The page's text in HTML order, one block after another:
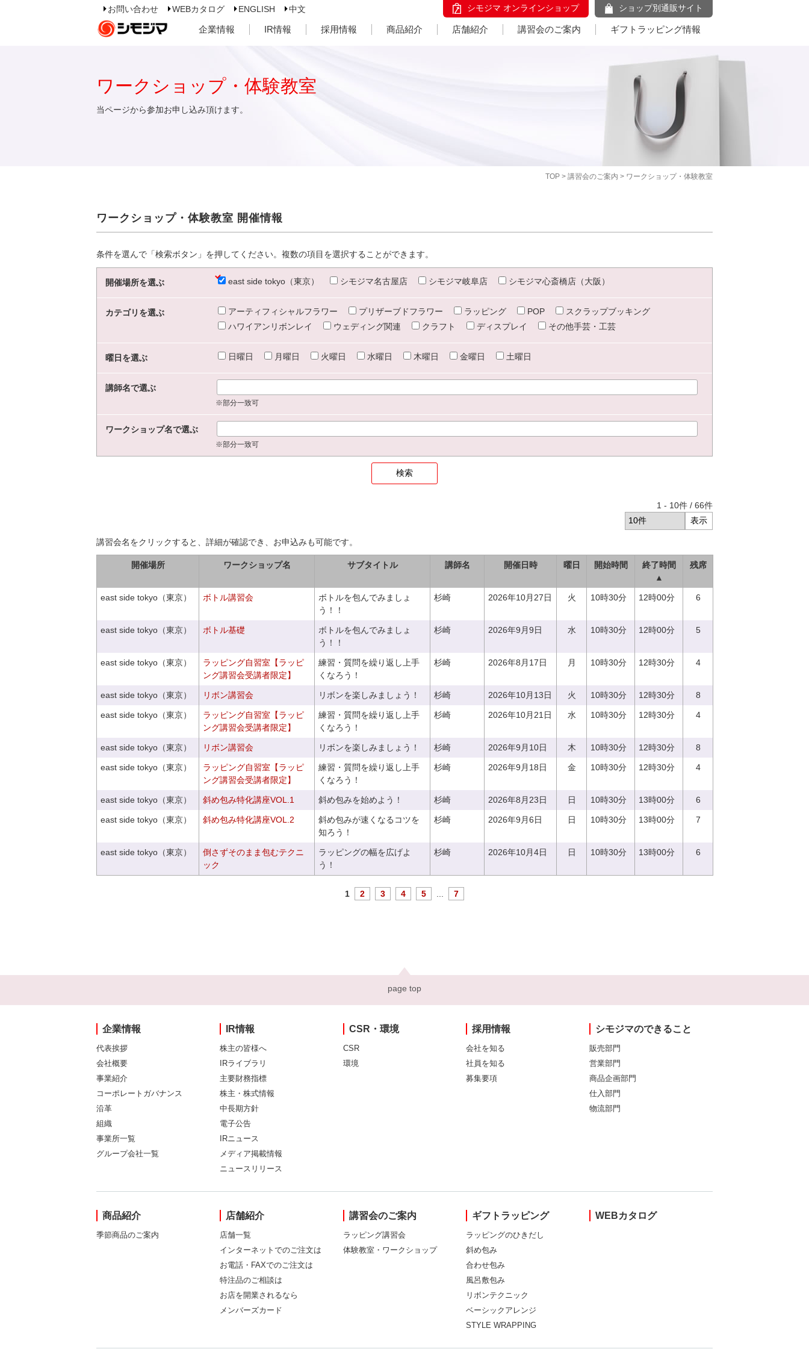
お問い合わせ WEBカタログ ENGLISH 中文 シモジマ オンラインショップ ショップ別通販サイト
企業情報 IR情報 採用情報 商品紹介 店舗紹介 講習会のご案内 ギフトラッピング情報
TOP > 講習会のご案内 > ワークショップ・体験教室
ワークショップ・体験教室
当ページから参加お申し込み頂けます。
ワークショップ・体験教室 開催情報
条件を選んで「検索ボタン」を押してください。複数の項目を選択することができます。
開催場所を選ぶ east side tokyo（東京） シモジマ名古屋店 シモジマ岐阜店 シモジマ心斎橋店（大阪）
カテゴリを選ぶ アーティフィシャルフラワー プリザーブドフラワー ラッピング POP
スクラップブッキング
ハワイアンリボンレイ
ウェディング関連 クラフト ディスプレイ その他手芸・工芸
曜日を選ぶ 日曜日 月曜日 火曜日 水曜日 木曜日 金曜日 土曜日
講師名で選ぶ
※部分一致可
ワークショップ名で選ぶ
※部分一致可
1 - 10件 / 66件
講習会名をクリックすると、詳細が確認でき、お申込みも可能です。
開催場所 ワークショップ名 サブタイトル 講師名 開催日時 曜日 開始時間
終了時間
▲
残席
east side tokyo（東京） ボトル講習会
ボトルを包んでみましょ
う！！
杉崎 2026年10月27日 火 10時30分 12時00分 6
east side tokyo（東京） ボトル基礎
ボトルを包んでみましょ
う！！
杉崎 2026年9月9日 水 10時30分 12時00分 5
east side tokyo（東京）
ラッピング自習室【ラッピ
ング講習会受講者限定】
練習・質問を繰り返し上手
くなろう！
杉崎 2026年8月17日 月 10時30分 12時30分 4
east side tokyo（東京） リボン講習会 リボンを楽しみましょう！ 杉崎 2026年10月13日 火 10時30分 12時30分 8
east side tokyo（東京）
ラッピング自習室【ラッピ
ング講習会受講者限定】
練習・質問を繰り返し上手
くなろう！
杉崎 2026年10月21日 水 10時30分 12時30分 4
east side tokyo（東京） リボン講習会 リボンを楽しみましょう！ 杉崎 2026年9月10日 木 10時30分 12時30分 8
east side tokyo（東京）
ラッピング自習室【ラッピ
ング講習会受講者限定】
練習・質問を繰り返し上手
くなろう！
杉崎 2026年9月18日 金 10時30分 12時30分 4
east side tokyo（東京） 斜め包み特化講座VOL.1 斜め包みを始めよう！ 杉崎 2026年8月23日 日 10時30分 13時00分 6
east side tokyo（東京） 斜め包み特化講座VOL.2
斜め包みが速くなるコツを
知ろう！
杉崎 2026年9月6日 日 10時30分 13時00分 7
east side tokyo（東京）
倒さずそのまま包むテクニ
ック
ラッピングの幅を広げよ
う！
杉崎 2026年10月4日 日 10時30分 13時00分 6
1 2 3 4 5 7
page top
企業情報
代表挨拶
会社概要
事業紹介
コーポレートガバナンス
沿革
組織
事業所一覧
グループ会社一覧
IR情報
株主の皆様へ
IRライブラリ
主要財務指標
株主・株式情報
中長期方針
電子公告
IRニュース
メディア掲載情報
ニュースリリース
CSR・環境
CSR
環境
採用情報
会社を知る
社員を知る
募集要項
シモジマのできること
販売部門
営業部門
商品企画部門
仕入部門
物流部門
商品紹介
季節商品のご案内
店舗紹介
店舗一覧
インターネットでのご注文は
お電話・FAXでのご注文は
特注品のご相談は
お店を開業されるなら
メンバーズカード
講習会のご案内
ラッピング講習会
体験教室・ワークショップ
ギフトラッピング
ラッピングのひきだし
斜め包み
合わせ包み
風呂敷包み
リボンテクニック
ベーシックアレンジ
STYLE WRAPPING
WEBカタログ